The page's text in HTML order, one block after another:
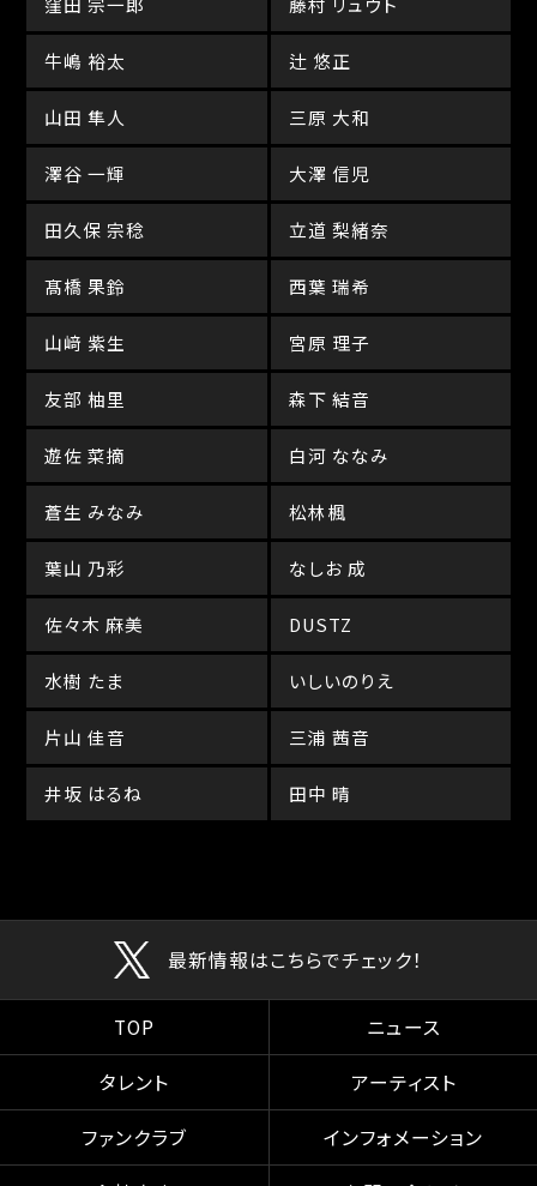
牛嶋 裕太 辻 悠正
山田 隼人 三原 大和
澤谷 一輝 大澤 信児
田久保 宗稔 立道 梨緒奈
髙橋 果鈴 西葉 瑞希
山﨑 紫生 宮原 理子
友部 柚里 森下 結音
遊佐 菜摘 白河 ななみ
蒼生 みなみ 松林楓
葉山 乃彩 なしお 成
佐々木 麻美 DUSTZ
水樹 たま いしいのりえ
片山 佳音 三浦 茜音
井坂 はるね 田中 晴
最新情報はこちらでチェック！
TOP
ニュース
タレント
アーティスト
ファンクラブ
インフォメーション